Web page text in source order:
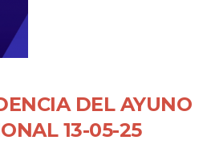
DEL AYUNO
13-05-25